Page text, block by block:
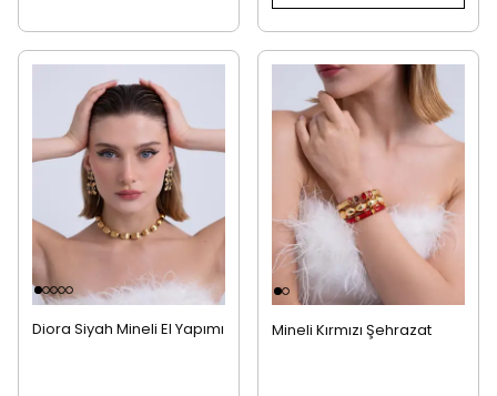
Diora Siyah Mineli El Yapımı
Mineli Kırmızı Şehrazat